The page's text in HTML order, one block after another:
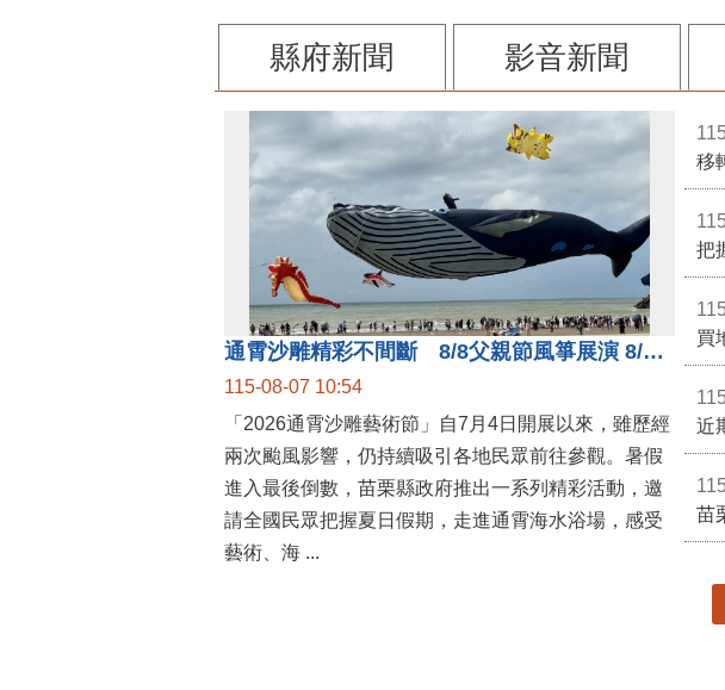
縣府新聞 影音新聞
通霄沙雕精彩不間斷 8/8父親節風箏展演 8/16情人節66對浪漫挑戰送好禮
115-08-07 10:54
「2026通霄沙雕藝術節」自7月4日開展以來，雖歷經
兩次颱風影響，仍持續吸引各地民眾前往參觀。暑假
進入最後倒數，苗栗縣政府推出一系列精彩活動，邀
請全國民眾把握夏日假期，走進通霄海水浴場，感受
藝術、海 ...
移
買
近